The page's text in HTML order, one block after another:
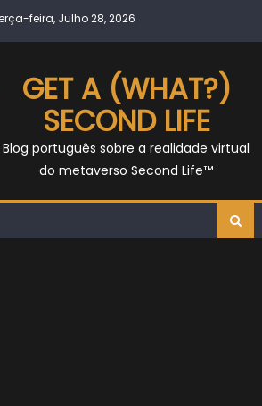
feira, Julho 28, 2026
GET A (WHAT?)
SECOND LIFE
Blog português sobre a realidade virtual
do metaverso Second Life™